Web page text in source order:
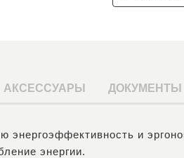
АКСЕССУАРЫ ДОКУМЕНТЫ
и
энергии.